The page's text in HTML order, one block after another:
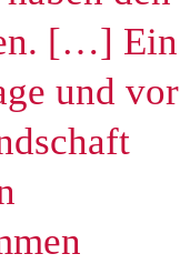
[…] Ein
und vor